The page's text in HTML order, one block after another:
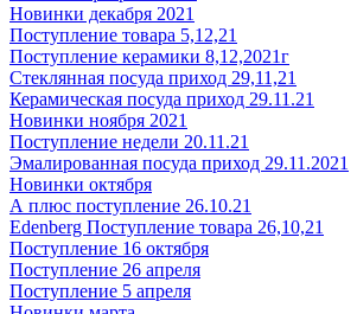
Новинки декабря 2021
Поступление товара 5,12,21
Поступление керамики 8,12,2021г
Стеклянная посуда приход 29,11,21
Керамическая посуда приход 29.11.21
Новинки ноября 2021
Поступление недели 20.11.21
Эмалированная посуда приход 29.11.2021
Новинки октября
А плюс поступление 26.10.21
Edenberg Поступление товара 26,10,21
Поступление 16 октября
Поступление 26 апреля
Поступление 5 апреля